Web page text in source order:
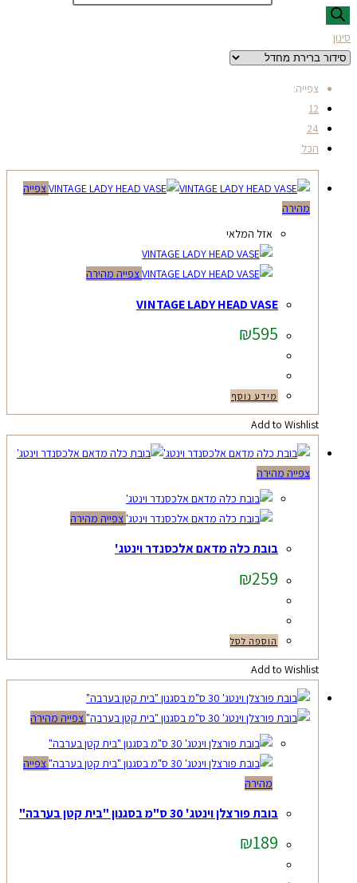
סינון
צפייה:
12
24
הכל
צפייה
מהירה
אזל המלאי
צפייה מהירה
VINTAGE LADY HEAD VASE
₪595
מידע נוסף
Add to Wishlist
צפייה מהירה
צפייה מהירה
בובת כלה מדאם אלכסנדר וינטג'
₪259
הוספה לסל
Add to Wishlist
צפייה מהירה
צפייה
מהירה
בובת פורצלן וינטג' 30 ס"מ בסגנון "בית קטן בערבה"
₪189